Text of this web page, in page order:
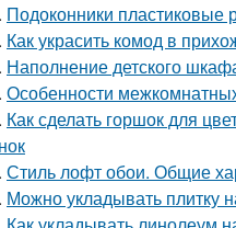
Подоконники пластиковые
Как украсить комод в
Наполнение детского
Особенности
Как сделать горшок для
Стиль лофт обои. Общие
Можно укладывать плитку